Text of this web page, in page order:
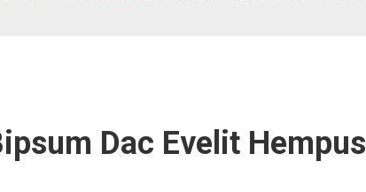
Dac Evelit Hempus